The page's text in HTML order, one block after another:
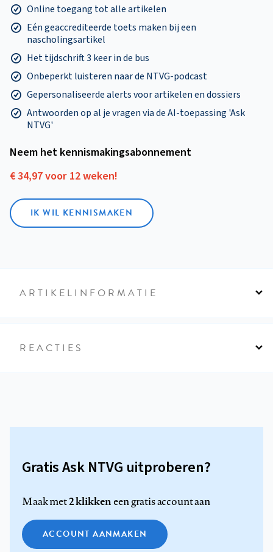
Online toegang tot alle artikelen
Eén geaccrediteerde toets maken bij een
nascholingsartikel
Het tijdschrift 3 keer in de bus
Onbeperkt luisteren naar de NTVG-podcast
Gepersonaliseerde alerts voor artikelen en dossiers
Antwoorden op al je vragen via de AI-toepassing 'Ask
NTVG'
Neem het kennismakings­abonnement
€ 34,97 voor 12 weken!
IK WIL KENNISMAKEN
ARTIKELINFORMATIE
REACTIES
Gratis Ask NTVG uitproberen?
Maak met2 klikkeneen gratis account aan
ACCOUNT AANMAKEN